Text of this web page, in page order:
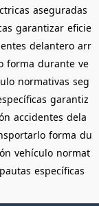
aseguradas
garantizar eficie
delantero arr
forma durante ve
normativas seg
garantiz
accidentes dela
forma du
vehículo normat
pautas específicas